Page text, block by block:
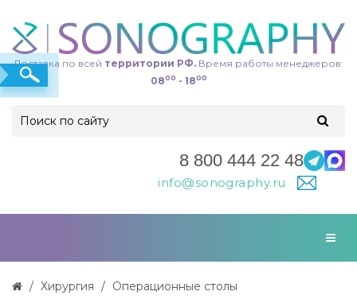
Доставка по всей территории РФ. Время работы менеджеров:
0800 - 1800
8 800 444 22 48
info@sonography.ru
Хирургия Операционные столы